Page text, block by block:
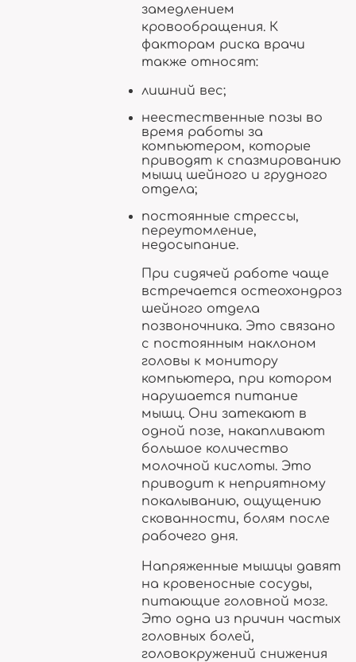
замедлением
кровообращения. К
факторам риска врачи
также относят:
лишний вес;
неестественные позы во
время работы за
компьютером, которые
приводят к спазмированию
мышц шейного и грудного
отдела;
постоянные стрессы,
переутомление,
недосыпание.
При сидячей работе чаще
встречается остеохондроз
шейного отдела
позвоночника. Это связано
с постоянным наклоном
головы к монитору
компьютера, при котором
нарушается питание
мышц. Они затекают в
одной позе, накапливают
большое количество
молочной кислоты. Это
приводит к неприятному
покалыванию, ощущению
скованности, болям после
рабочего дня.
Напряженные мышцы давят
на кровеносные сосуды,
питающие головной мозг.
Это одна из причин частых
головных болей,
головокружений снижения